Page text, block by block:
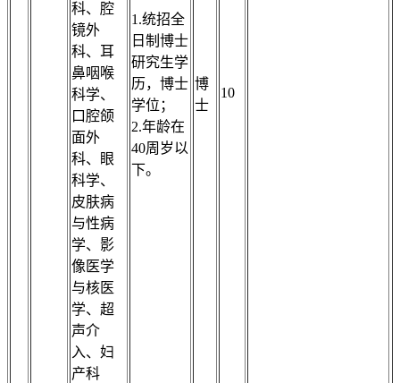
科、腔
镜外
科、耳
鼻咽喉
科学、
口腔颌
面外
科、眼
科学、
皮肤病
与性病
学、影
像医学
与核医
学、超
声介
入、妇
产科
1.统招全
日制博士
研究生学
历，博士
学位；
2.年龄在
40周岁以
下。
博
士
10